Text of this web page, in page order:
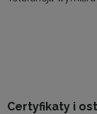
Certyfikaty i